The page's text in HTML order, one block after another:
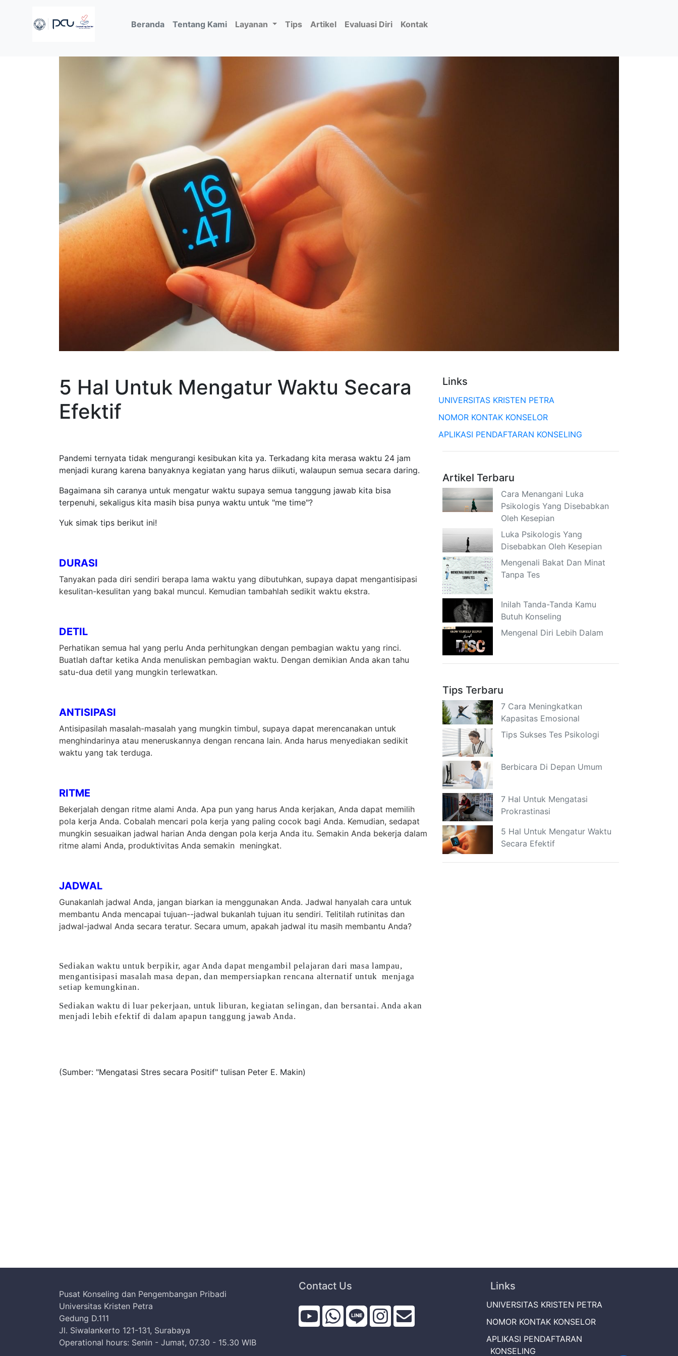
Beranda(current)
Tentang Kami Layanan Tips Artikel Evaluasi Diri Kontak
5 Hal Untuk Mengatur Waktu Secara
Efektif
Pandemi ternyata tidak mengurangi kesibukan kita ya. Terkadang kita merasa waktu 24 jam
menjadi kurang karena banyaknya kegiatan yang harus diikuti, walaupun semua secara daring.
Bagaimana sih caranya untuk mengatur waktu supaya semua tanggung jawab kita bisa
terpenuhi, sekaligus kita masih bisa punya waktu untuk "me time"?
Yuk simak tips berikut ini!
DURASI
Tanyakan pada diri sendiri berapa lama waktu yang dibutuhkan, supaya dapat mengantisipasi
kesulitan-kesulitan yang bakal muncul. Kemudian tambahlah sedikit waktu ekstra.
DETIL
Perhatikan semua hal yang perlu Anda perhitungkan dengan pembagian waktu yang rinci.
Buatlah daftar ketika Anda menuliskan pembagian waktu. Dengan demikian Anda akan tahu
satu-dua detil yang mungkin terlewatkan.
ANTISIPASI
Antisipasilah masalah-masalah yang mungkin timbul, supaya dapat merencanakan untuk
menghindarinya atau meneruskannya dengan rencana lain. Anda harus menyediakan sedikit
waktu yang tak terduga.
RITME
Bekerjalah dengan ritme alami Anda. Apa pun yang harus Anda kerjakan, Anda dapat memilih
pola kerja Anda. Cobalah mencari pola kerja yang paling cocok bagi Anda. Kemudian, sedapat
mungkin sesuaikan jadwal harian Anda dengan pola kerja Anda itu. Semakin Anda bekerja dalam
ritme alami Anda, produktivitas Anda semakin meningkat.
JADWAL
Gunakanlah jadwal Anda, jangan biarkan ia menggunakan Anda. Jadwal hanyalah cara untuk
membantu Anda mencapai tujuan--jadwal bukanlah tujuan itu sendiri. Telitilah rutinitas dan
jadwal-jadwal Anda secara teratur. Secara umum, apakah jadwal itu masih membantu Anda?
Sediakan waktu untuk berpikir, agar Anda dapat mengambil pelajaran dari masa lampau,
mengantisipasi masalah masa depan, dan mempersiapkan rencana alternatif untuk menjaga
setiap kemungkinan.
Sediakan waktu di luar pekerjaan, untuk liburan, kegiatan selingan, dan bersantai. Anda akan
menjadi lebih efektif di dalam apapun tanggung jawab Anda.
(Sumber: "Mengatasi Stres secara Positif" tulisan Peter E. Makin)
Links
UNIVERSITAS KRISTEN PETRA
NOMOR KONTAK KONSELOR
APLIKASI PENDAFTARAN KONSELING
Artikel Terbaru
Cara Menangani Luka
Psikologis Yang Disebabkan
Oleh Kesepian
Luka Psikologis Yang
Disebabkan Oleh Kesepian
Mengenali Bakat Dan Minat
Tanpa Tes
Inilah Tanda-Tanda Kamu
Butuh Konseling
Mengenal Diri Lebih Dalam
Tips Terbaru
7 Cara Meningkatkan
Kapasitas Emosional
Tips Sukses Tes Psikologi
Berbicara Di Depan Umum
7 Hal Untuk Mengatasi
Prokrastinasi
5 Hal Untuk Mengatur Waktu
Secara Efektif
Pusat Konseling dan Pengembangan Pribadi
Universitas Kristen Petra
Gedung D.111
Jl. Siwalankerto 121-131, Surabaya
Operational hours: Senin - Jumat, 07.30 - 15.30 WIB
Contact Us Links
UNIVERSITAS KRISTEN PETRA
NOMOR KONTAK KONSELOR
APLIKASI PENDAFTARAN
KONSELING